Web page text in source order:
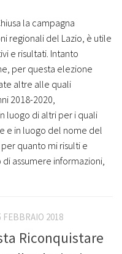
la campagna
regionali del Lazio, è utile
e risultati. Intanto
per questa elezione
altre alle quali
2018-2020,
luogo di altri per i quali
e in luogo del nome del
quanto mi risulti e
assumere informazioni,
FEBBRAIO 2018
Riconquistare